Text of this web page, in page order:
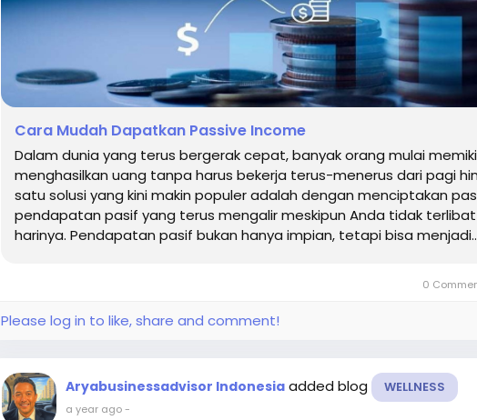
Cara Mudah Dapatkan Passive Income
Dalam dunia yang terus bergerak cepat, banyak orang mulai
menghasilkan uang tanpa harus bekerja terus-menerus dari pagi
satu solusi yang kini makin populer adalah dengan menciptakan
pendapatan pasif yang terus mengalir meskipun Anda tidak
harinya. Pendapatan pasif bukan hanya impian, tetapi bisa
0
Please log in to like, share and comment!
Aryabusinessadvisor Indonesia added blog WELLNESS
a year ago-